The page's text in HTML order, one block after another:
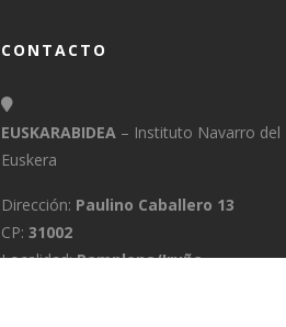
CONTACTO
EUSKARABIDEA – Instituto Navarro del
Euskera
Dirección: Paulino Caballero 13
CP: 31002
Localidad:Pamplona/Iruña